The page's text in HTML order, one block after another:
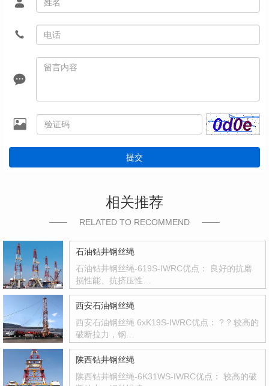
提交
相关推荐
RELATED TO RECOMMEND
石油钻井钢丝绳
石油钻井钢丝绳-619S-IWRC优点： 良好的抗磨
损性能、抗挤压性…
西安石油钢丝绳
西安石油钢丝绳 6xK19S-IWRC优点： ? ? 较高的
破断拉力，钢…
陕西钻井钢丝绳
陕西钻井钢丝绳-6K31WS-IWRC优点： 较高的破